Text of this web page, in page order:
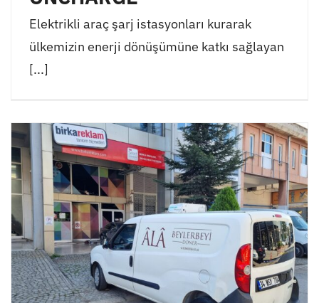
Elektrikli araç şarj istasyonları kurarak
ülkemizin enerji dönüşümüne katkı sağlayan
[...]